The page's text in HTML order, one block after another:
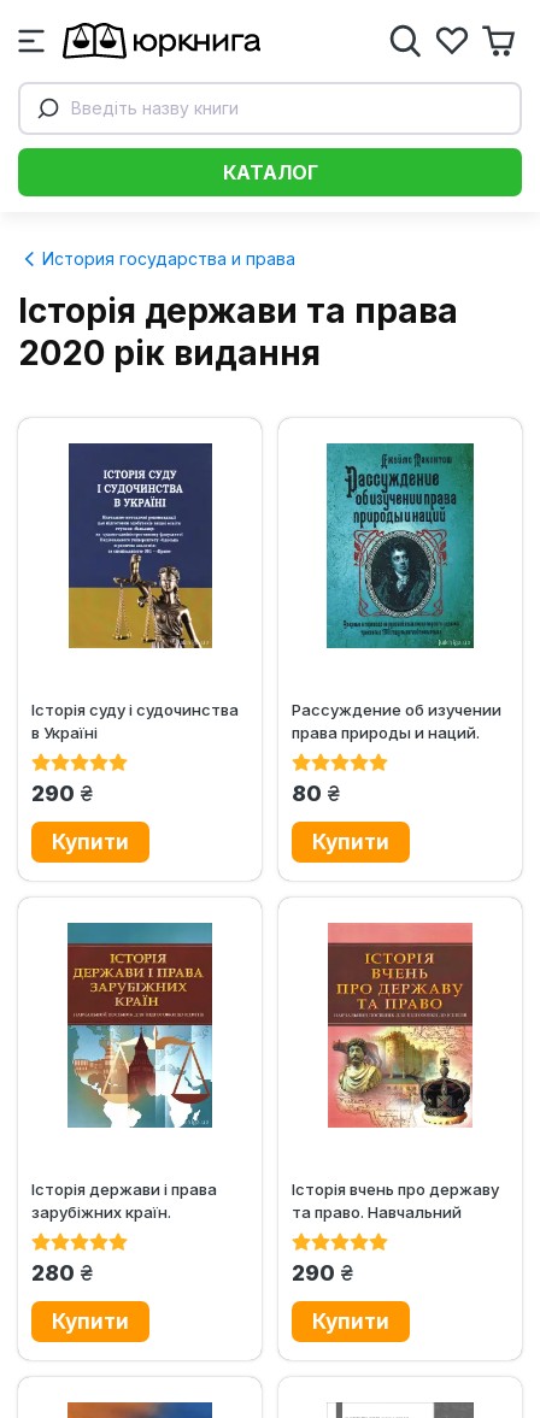
Введіть назву книги
КАТАЛОГ
История государства и права
Історія держави та права
2020 рік видання
Історія суду і судочинства
в Україні
290 грн.
Рассуждение об изучении
права природы и наций.
И.И. Дахно
80 грн.
Історія держави і права
зарубіжних країн.
Навчальний посібник для...
280 грн.
Історія вчень про державу
та право. Навчальний
посібник для підготовки...
290 грн.